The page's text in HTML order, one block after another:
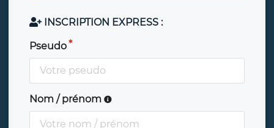
INSCRIPTION EXPRESS :
Pseudo
Nom / prénom